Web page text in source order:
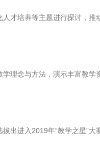
才培养等主题进行探讨，推
理念与方法，演示丰富教学
出进入2019年“教学之星”大